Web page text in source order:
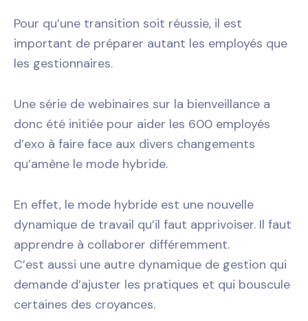
Pour qu’une transition soit réussie, il est
important de préparer autant les employés que
les gestionnaires.
Une série de webinaires sur la bienveillance a
donc été initiée pour aider les 600 employés
d’exo à faire face aux divers changements
qu’amène le mode hybride.
En effet, le mode hybride est une nouvelle
dynamique de travail qu’il faut apprivoiser. Il faut
apprendre à collaborer différemment.
C’est aussi une autre dynamique de gestion qui
demande d’ajuster les pratiques et qui bouscule
certaines des croyances.